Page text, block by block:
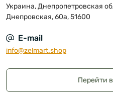
Украина, Днепропетровская
Днепровская, 60а, 51600
E-mail
info@zelmart.shop
Перейти